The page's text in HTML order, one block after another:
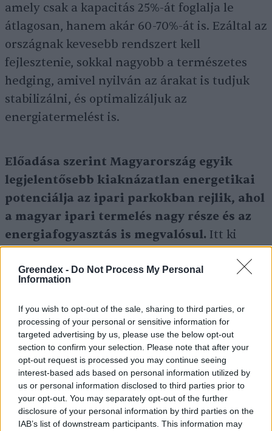
Greendex - Do Not Process My Personal
Information
If you wish to opt-out of the sale, sharing to third parties, or
processing of your personal or sensitive information for
targeted advertising by us, please use the below opt-out
section to confirm your selection. Please note that after your
opt-out request is processed you may continue seeing
interest-based ads based on personal information utilized by
us or personal information disclosed to third parties prior to
your opt-out. You may separately opt-out of the further
disclosure of your personal information by third parties on the
IAB’s list of downstream participants. This information may
amely csak a kapacitás 25%-át foglalja le
átlagosan, hanem akár 60-70%-át is. Ezáltal az
országnak kevesebb rendszert kell
fejlesztenie, sokkal nagyobb a természetes
hedging, amivel nyilván az árakat is tudjuk
stabilizálni, és optimalizáljuk az
energiatermelést is.
Előadása szerint Magyarország egyik
legjelentősebb kiaknázatlan energetikai
potenciálja az ipari parkokban rejlik, ahol
a magyar ipari termelés nagy része és az
energiafogyasztás is megvalósul. Itt ki
amelyben a fel nem használt energiát át
energiaközösségek segítségével, illetve a
lokális megújuló energiatermelési potenciál
kihasználásával magasfokú önellátás és
hatékony energiaelosztás érhető el. Emellett
javítható a hálózatok kihasználtsága is, és a
villamos energiához hasonló lehetőségekről
beszélhetünk a hőenergia tekintetében is –